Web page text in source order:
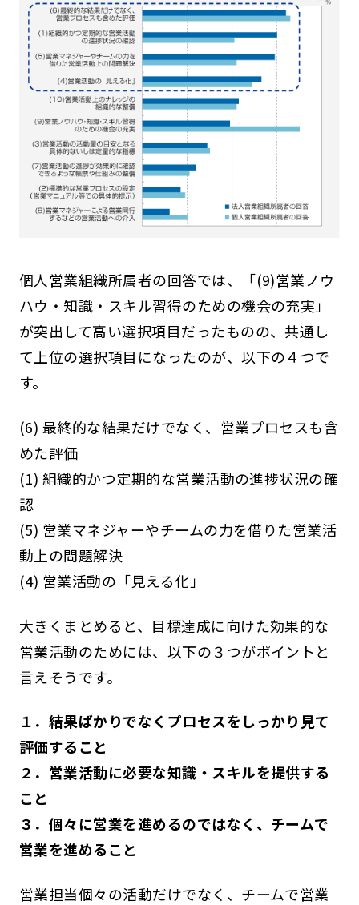
個人営業組織所属者の回答では、「(9)営業ノウ
ハウ・知識・スキル習得のための機会の充実」
が突出して高い選択項目だったものの、共通し
て上位の選択項目になったのが、以下の４つで
す。
(6) 最終的な結果だけでなく、営業プロセスも含
めた評価
(1) 組織的かつ定期的な営業活動の進捗状況の確
認
(5) 営業マネジャーやチームの力を借りた営業活
動上の問題解決
(4) 営業活動の「見える化」
大きくまとめると、目標達成に向けた効果的な
営業活動のためには、以下の３つがポイントと
言えそうです。
１．結果ばかりでなくプロセスをしっかり見て
評価すること
２．営業活動に必要な知識・スキルを提供する
こと
３．個々に営業を進めるのではなく、チームで
営業を進めること
営業担当個々の活動だけでなく、チームで営業